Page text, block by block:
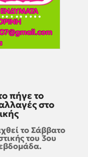
πήγε το
στο
το Σάββατο
του 3ου